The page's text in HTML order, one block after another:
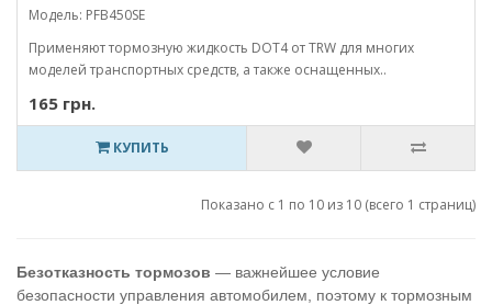
Модель: PFB450SE
Применяют тормозную жидкость DOT4 от TRW для многих
моделей транспортных средств, а также оснащенных..
165 грн.
КУПИТЬ
Показано с 1 по 10 из 10 (всего 1 страниц)
Безотказность тормозов — важнейшее условие
безопасности управления автомобилем, поэтому к тормозным